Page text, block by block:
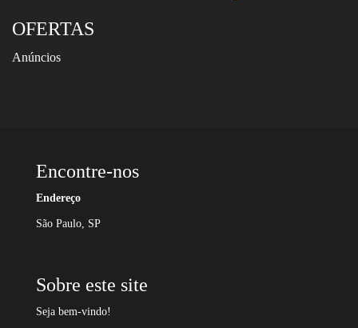
OFERTAS
Anúncios
Encontre-nos
Endereço
São Paulo, SP
Sobre este site
Seja bem-vindo!